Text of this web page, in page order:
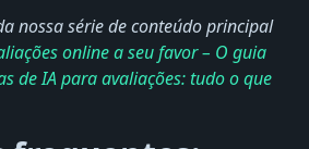
nossa série de conteúdo principal
online a seu favor – O guia
de IA para avaliações: tudo o que